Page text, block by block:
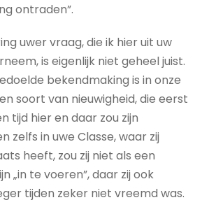
ontraden”.
uwer vraag, die ik hier uit uw
is eigenlijk niet geheel juist.
bekendmaking is in onze
soort van nieuwigheid, die eerst
tijd hier en daar zou zijn
zelfs in uwe Classe, waar zij
heeft, zou zij niet als een
„in te voeren”, daar zij ook
tijden zeker niet vreemd was.